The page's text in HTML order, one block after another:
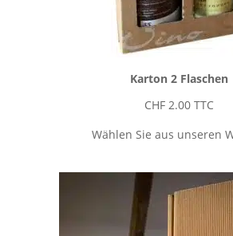
Karton 2 Flaschen
CHF2.00 TTC
Wählen Sie aus unseren